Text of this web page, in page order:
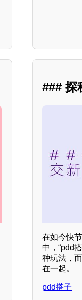
### 探
在如今快
中，“pdd
种玩法，
在一起。
pdd搭子